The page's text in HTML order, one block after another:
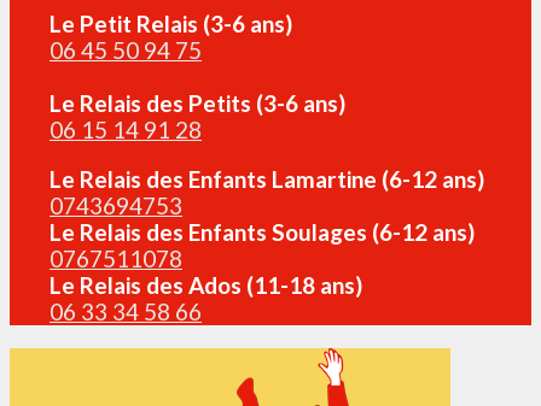
Le Petit Relais (3-6 ans)
06 45 50 94 75
Le Relais des Petits (3-6 ans)
06 15 14 91 28
Le Relais des Enfants Lamartine (6-12 ans)
0743694753
Le Relais des Enfants Soulages (6-12 ans)
0767511078
Le Relais des Ados (11-18 ans)
06 33 34 58 66